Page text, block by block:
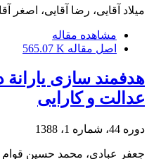
میلاد آقایی، رضا آقایی، اصغر
مشاهده مقاله
اصل مقاله 565.07 K
هدفمند سازی یارانة
عدالت و کارایی
دوره 44، شماره 1، 1388
جعفر عبادی، محمد حسین قوام